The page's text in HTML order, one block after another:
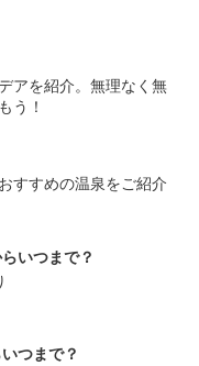
アを紹介。無理なく無
う！
すすめの温泉をご紹介
いつまで？
つまで？